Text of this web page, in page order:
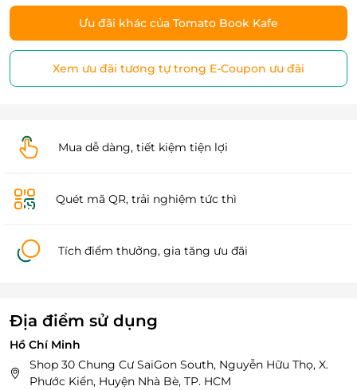
Ưu đãi khác của Tomato Book Kafe
Xem ưu đãi tương tự trong E-Coupon ưu đãi
Mua dễ dàng, tiết kiệm tiện lợi
Quét mã QR, trải nghiệm tức thì
Tích điểm thưởng, gia tăng ưu đãi
Địa điểm sử dụng
Hồ Chí Minh
Shop 30 Chung Cư SaiGon South, Nguyễn Hữu Thọ, X.
Phước Kiển, Huyện Nhà Bè, TP. HCM